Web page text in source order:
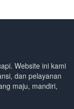
Website ini kami
dan pelayanan
maju, mandiri,